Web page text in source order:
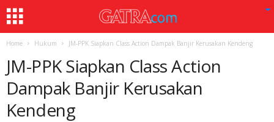
Home Hukum JM-PPK Siapkan Class Action Dampak Banjir Kerusakan Kendeng
JM-PPK Siapkan Class Action
Dampak Banjir Kerusakan
Kendeng